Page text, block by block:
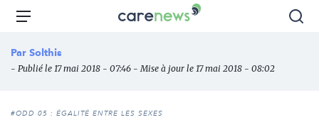
Aller
principal
Carenews,
des
l'engagement
Menu
Par Solthis
- Publié le 17 mai 2018 - 07:46 - Mise à jour le 17 mai 2018 - 08:02
#ODD 05 : ÉGALITÉ ENTRE LES SEXES